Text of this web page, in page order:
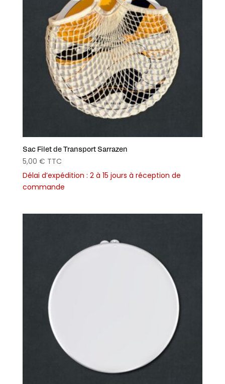
Sac Filet de Transport Sarrazen
5,00 € TTC
Délai d’expédition : 2 à 15 jours à réception de
commande